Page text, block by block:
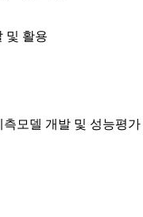
및 활용
모델 개발 및 성능평가